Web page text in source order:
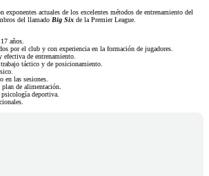
exponentes actuales de los excelentes métodos de entrenamiento del
del llamado Big Six de la Premier League.
años.
por el club y con experiencia en la formación de jugadores.
de entrenamiento.
táctico y de posicionamiento.
las sesiones.
de alimentación.
psicología deportiva.